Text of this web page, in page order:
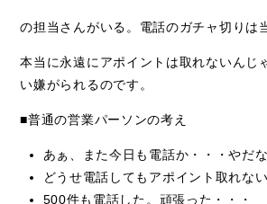
の担当さんがいる。電話のガチャ切りは
本当に永遠にアポイントは取れないんじ
い嫌がられるのです。
■普通の営業パーソンの考え
あぁ、また今日も電話か・・・やだ
どうせ電話してもアポイント取れな
500件も電話した。頑張った・・・